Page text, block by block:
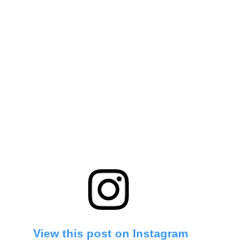
View this post on Instagram